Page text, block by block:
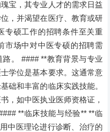
宝，其专业人才的需求日益
，并渴望在医疗、教育或研
专硕工作的招聘条件至关重
市场中对中医专硕的招聘需
。 #### **教育背景与专业
学位是基本要求。这通常意
础和丰富的临床实践技能。
，如中医执业医师资格证，
**临床技能与经验** **临
中医理论进行诊断、治疗的